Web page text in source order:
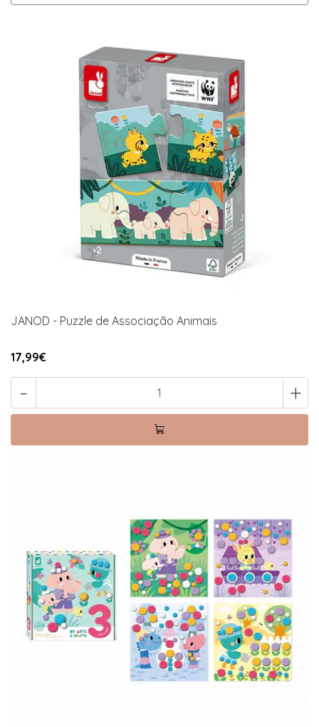
JANOD - Puzzle de Associação Animais
17,99€
- +